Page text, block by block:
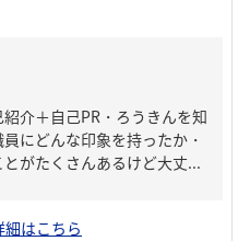
介＋自己PR・ろうきんを知
にどんな印象を持ったか・
がたくさんあるけど大丈...
はこちら